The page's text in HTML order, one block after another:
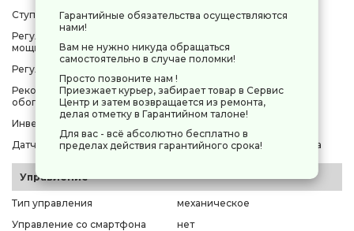
Ступени мощности
1000 Вт
Регулировка ступеней
мощности
нет
Регулировка температуры
Рекомендуемая площадь
обогрева
20 м²
Инверторная технология
Датчики
датчик защиты от перегрева
Управление
Тип управления
механическое
Управление со смартфона
нет
Гарантийные обязательства осуществляются
нами!
Вам не нужно никуда обращаться
самостоятельно в случае поломки!
Просто позвоните нам !
Приезжает курьер, забирает товар в Сервис
Центр и затем возвращается из ремонта,
делая отметку в Гарантийном талоне!
Для вас - всё абсолютно бесплатно в
пределах действия гарантийного срока!